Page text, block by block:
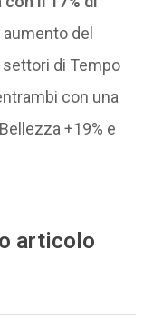
aumento del
di Tempo
con una
+19% e
articolo